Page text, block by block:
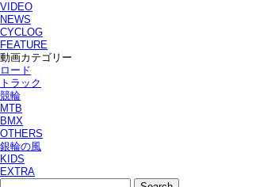
VIDEO
NEWS
CYCLOG
FEATURE
動画カテゴリー
ロード
トラック
競輪
MTB
BMX
OTHERS
銀輪の風
KIDS
EXTRA